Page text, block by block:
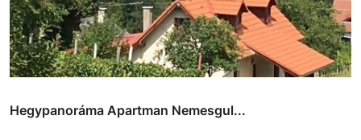
Hegypanoráma Apartman Nemesgul...